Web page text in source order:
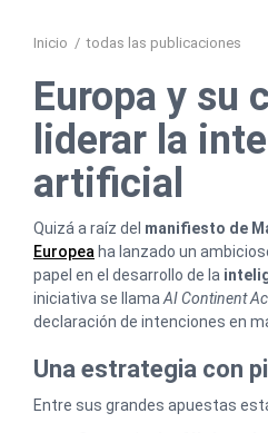
Inicio / todas las publicaciones
Europa y su
liderar la
artificial
Quizá a raíz del manifiesto de
Europea ha lanzado un
papel en el desarrollo de la
iniciativa se llama AI Continent
declaración de intenciones en
Una estrategia con
Entre sus grandes apuestas